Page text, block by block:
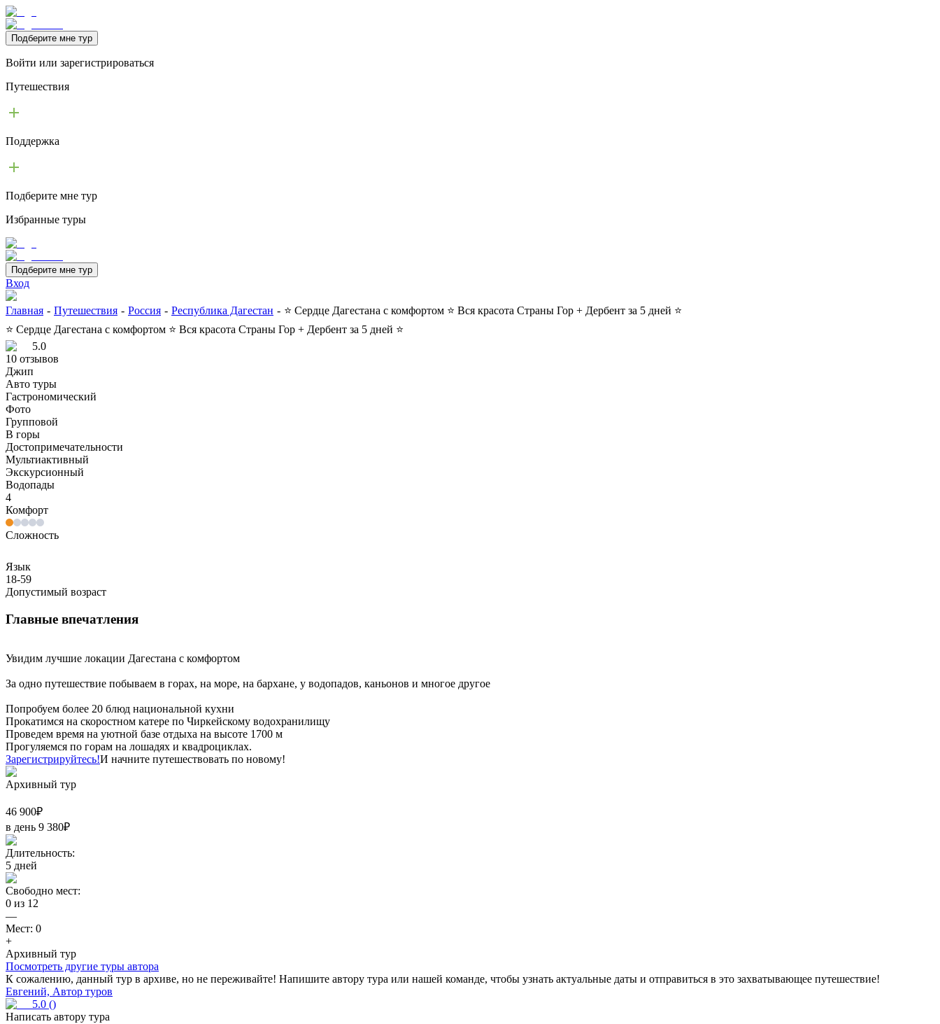
Подберите мне тур
Войти или зарегистрироваться
Путешествия
Поддержка
Подберите мне тур
Избранные туры
Подберите мне тур
Вход
Главная - Путешествия - Россия - Республика Дагестан - ⭐ Сердце Дагестана с комфортом ⭐ Вся красота Страны Гор + Дербент за 5 дней ⭐
⭐ Сердце Дагестана с комфортом ⭐ Вся красота Страны Гор + Дербент за 5 дней ⭐
5.0
10 отзывов
Джип
Авто туры
Гастрономический
Фото
Групповой
В горы
Достопримечательности
Мультиактивный
Экскурсионный
Водопады
4
Комфорт
Сложность
Язык
18-59
Допустимый возраст
Главные впечатления
Увидим лучшие локации Дагестана с комфортом
За одно путешествие побываем в горах, на море, на бархане, у водопадов, каньонов и многое другое
Попробуем более 20 блюд национальной кухни
Прокатимся на скоростном катере по Чиркейскому водохранилищу
Проведем время на уютной базе отдыха на высоте 1700 м
Прогуляемся по горам на лошадях и квадроциклах.
Зарегистрируйтесь!И начните путешествовать по новому!
Архивный тур
46 900₽
в день 9 380₽
Длительность:
5 дней
Свободно мест:
0 из 12
—
Мест: 0
+
Архивный тур
Посмотреть другие туры автора
К сожалению, данный тур в архиве, но не переживайте! Напишите автору тура или нашей команде, чтобы узнать актуальные даты и отправиться в это захватывающее путешествие!
Евгений, Автор туров
5.0 ()
Написать автору тура